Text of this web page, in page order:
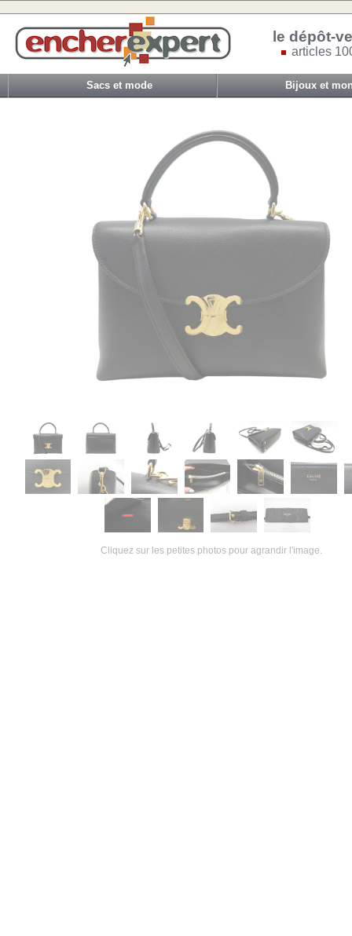
le dépôt-
articles
Sacs et mode Bijoux et
Cliquez sur les petites photos pour agrandir l'image.